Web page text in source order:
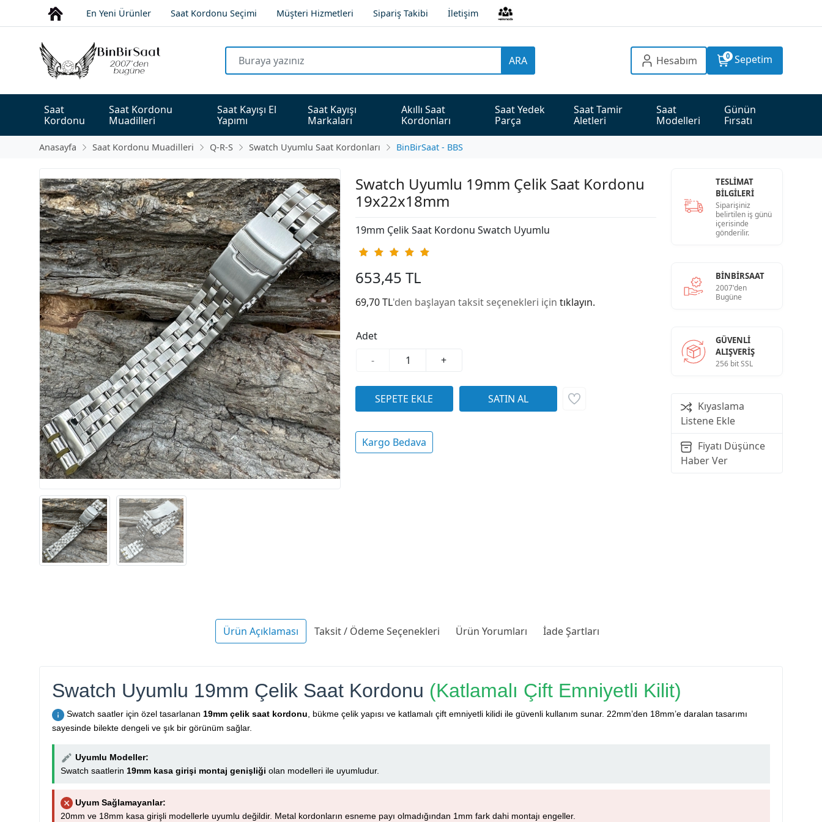
En Yeni Ürünler Saat Kordonu Seçimi Müşteri Hizmetleri Sipariş Takibi İletişim
ARA Hesabım 0 Sepetim
Saat
Kordonu
Saat Kordonu
Muadilleri
Saat Kayışı El
Yapımı
Saat Kayışı
Markaları
Akıllı Saat
Kordonları
Saat Yedek
Parça
Saat Tamir
Aletleri
Saat
Modelleri
Günün
Fırsatı
Anasayfa Saat Kordonu Muadilleri Q-R-S Swatch Uyumlu Saat Kordonları BinBirSaat - BBS
Swatch Uyumlu 19mm Çelik Saat Kordonu
19x22x18mm
19mm Çelik Saat Kordonu Swatch Uyumlu
653,45 TL
69,70 TL'den başlayan taksit seçenekleri için tıklayın.
Adet
-
+
Kargo Bedava
TESLİMAT
BİLGİLERİ
Siparişiniz
belirtilen iş günü
içerisinde
gönderilir.
BINBIRSAAT
2007'den
Bugüne
GÜVENLI
ALIŞVERIŞ
256 bit SSL
Kıyaslama
Listene Ekle
Fiyatı Düşünce
Haber Ver
Ürün Açıklaması Taksit / Ödeme Seçenekleri Ürün Yorumları İade Şartları
Swatch Uyumlu 19mm Çelik Saat Kordonu (Katlamalı Çift Emniyetli Kilit)
Swatch saatler için özel tasarlanan 19mm çelik saat kordonu, bükme çelik yapısı ve katlamalı çift emniyetli kilidi ile güvenli kullanım sunar. 22mm’den 18mm’e daralan tasarımı
sayesinde bilekte dengeli ve şık bir görünüm sağlar.
Uyumlu Modeller:
Swatch saatlerin 19mm kasa girişi montaj genişliği olan modelleri ile uyumludur.
Uyum Sağlamayanlar:
20mm ve 18mm kasa girişli modellerle uyumlu değildir. Metal kordonların esneme payı olmadığından 1mm fark dahi montajı engeller.